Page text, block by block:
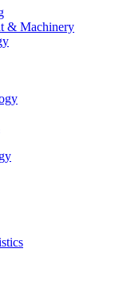
& Machinery